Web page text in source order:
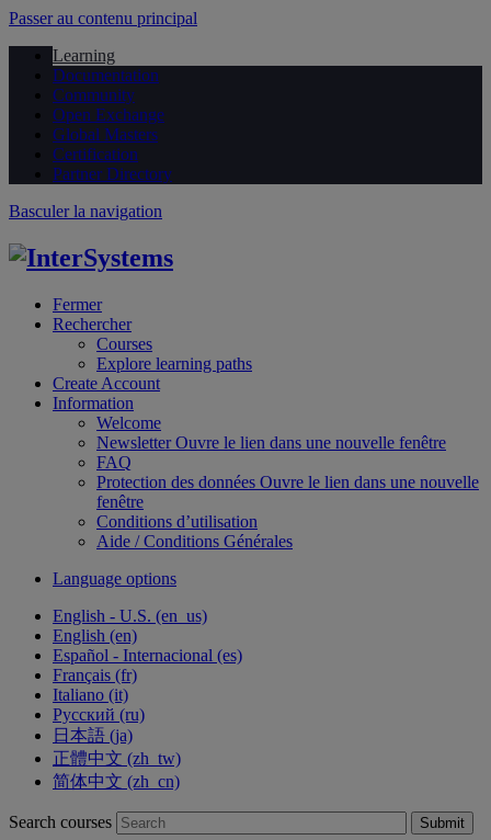
Passer au contenu principal
Learning
Documentation
Community
Open Exchange
Global Masters
Certification
Partner Directory
Basculer la navigation
Fermer
Rechercher
Courses
Explore learning paths
Create Account
Information
Welcome
NewsletterOuvre le lien dans une nouvelle fenêtre
FAQ
Protection des données Ouvre le lien dans une nouvelle
fenêtre
Conditions d’utilisation
Aide / Conditions Générales
Language options
English - U.S. ‎(en_us)‎
English ‎(en)‎
Español - Internacional ‎(es)‎
Français ‎(fr)‎
Italiano ‎(it)‎
Русский ‎(ru)‎
日本語 ‎(ja)‎
正體中文 ‎(zh_tw)‎
简体中文 ‎(zh_cn)‎
Search courses Submit